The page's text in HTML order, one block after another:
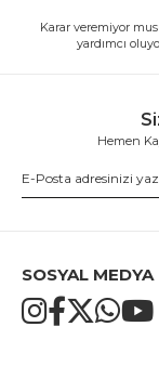
Karar veremiyor
yardımcı
Hemen
SOSYAL MEDYA